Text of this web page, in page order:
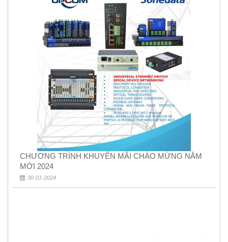
CHƯƠNG TRÌNH KHUYẾN MÃI CHÀO MỪNG NĂM
MỚI 2024
30-01-2024